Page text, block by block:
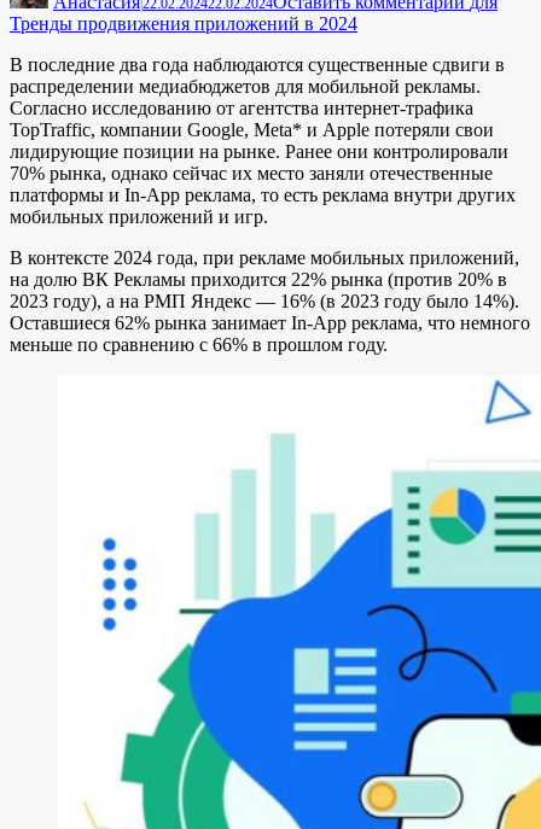
22.02.202422.02.2024
Тренды продвижения приложений в 2024
В последние два года наблюдаются существенные сдвиги в
распределении медиабюджетов для мобильной рекламы.
Согласно исследованию от агентства интернет-трафика
TopTraffic, компании Google, Meta* и Apple потеряли свои
лидирующие позиции на рынке. Ранее они контролировали
70% рынка, однако сейчас их место заняли отечественные
платформы и In-App реклама, то есть реклама внутри других
мобильных приложений и игр.
В контексте 2024 года, при рекламе мобильных приложений,
на долю ВК Рекламы приходится 22% рынка (против 20% в
2023 году), а на РМП Яндекс — 16% (в 2023 году было 14%).
Оставшиеся 62% рынка занимает In-App реклама, что немного
меньше по сравнению с 66% в прошлом году.